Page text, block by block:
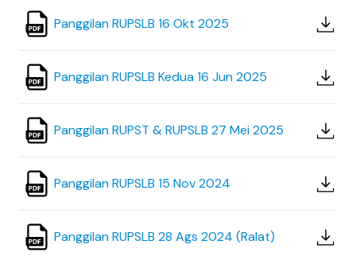
Panggilan RUPSLB 16 Okt 2025
Panggilan RUPSLB Kedua 16 Jun 2025
Panggilan RUPST & RUPSLB 27 Mei 2025
Panggilan RUPSLB 15 Nov 2024
Panggilan RUPSLB 28 Ags 2024 (Ralat)